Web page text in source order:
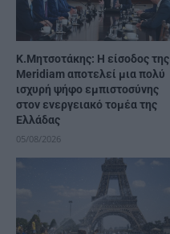
K.Μητσοτάκης: Η είσοδος της
Meridiam αποτελεί μια πολύ
ισχυρή ψήφο εμπιστοσύνης
στον ενεργειακό τομέα της
Ελλάδας
05/08/2026